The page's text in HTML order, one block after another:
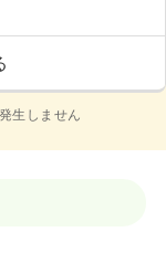
生しません